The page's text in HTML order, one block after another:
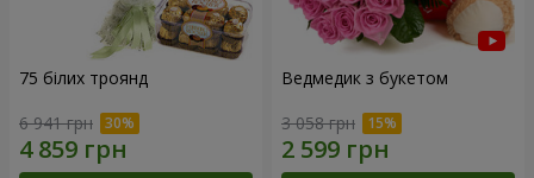
75 білих троянд
6 941 грн
Ведмедик з букетом
3 058 грн